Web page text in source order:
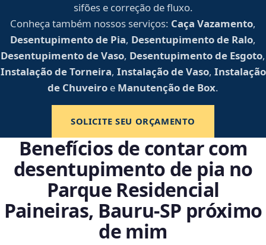
sifões e correção de fluxo.
Conheça também nossos serviços: Caça Vazamento,
Desentupimento de Pia, Desentupimento de Ralo,
Desentupimento de Vaso, Desentupimento de Esgoto,
Instalação de Torneira, Instalação de Vaso, Instalação
de Chuveiro e Manutenção de Box.
SOLICITE SEU ORÇAMENTO
Benefícios de contar com
desentupimento de pia no
Parque Residencial
Paineiras, Bauru‑SP próximo
de mim